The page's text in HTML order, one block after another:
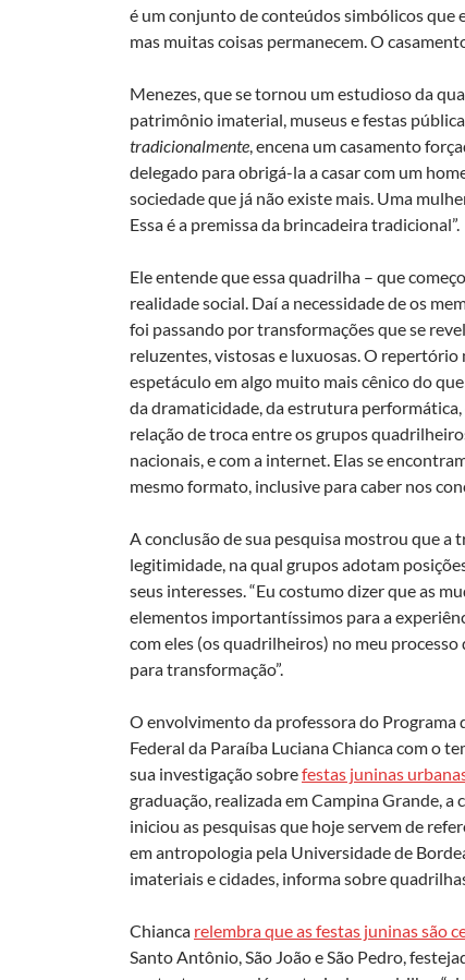
é um conjunto de conteúdos simbólicos que
mas muitas coisas permanecem. O
Menezes, que se tornou um estudioso da
patrimônio imaterial, museus e festas
tradicionalmente , encena um casamento
delegado para obrigá-la a casar com um
sociedade que já não existe mais. Uma
Essa é a premissa da brincadeira tradicional”.
Ele entende que essa quadrilha – que
realidade social. Daí a necessidade de os
foi passando por transformações que se
reluzentes, vistosas e luxuosas. O
espetáculo em algo muito mais cênico do
da dramaticidade, da estrutura performática,
relação de troca entre os grupos
nacionais, e com a internet. Elas se
mesmo formato, inclusive para caber nos
A conclusão de sua pesquisa mostrou que a
legitimidade, na qual grupos adotam
seus interesses. “Eu costumo dizer que as
elementos importantíssimos para a
com eles (os quadrilheiros) no meu
para transformação”.
O envolvimento da professora do
Federal da Paraíba Luciana Chianca com o
sua investigação sobrefestas juninas
graduação, realizada em Campina Grande,
iniciou as pesquisas que hoje servem de
em antropologia pela Universidade de
imateriais e cidades, informa sobre
Chianca relembra que as festas juninas são
Santo Antônio, São João e São Pedro,